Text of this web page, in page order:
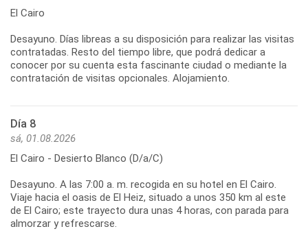
El Cairo
Desayuno. Días libreas a su disposición para realizar las visitas
contratadas. Resto del tiempo libre, que podrá dedicar a
conocer por su cuenta esta fascinante ciudad o mediante la
contratación de visitas opcionales. Alojamiento.
Día 8
sá, 01.08.2026
El Cairo - Desierto Blanco (D/a/C)
Desayuno. A las 7:00 a. m. recogida en su hotel en El Cairo.
Viaje hacia el oasis de El Heiz, situado a unos 350 km al este
de El Cairo; este trayecto dura unas 4 horas, con parada para
almorzar y refrescarse.